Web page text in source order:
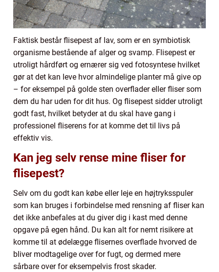
Faktisk består flisepest af lav, som er en symbiotisk
organisme bestående af alger og svamp. Flisepest er
utroligt hårdført og ernærer sig ved fotosyntese hvilket
gør at det kan leve hvor almindelige planter må give op
– for eksempel på golde sten overflader eller fliser som
dem du har uden for dit hus. Og flisepest sidder utroligt
godt fast, hvilket betyder at du skal have gang i
professionel fliserens for at komme det til livs på
effektiv vis.
Kan jeg selv rense mine fliser for
flisepest?
Selv om du godt kan købe eller leje en højtryksspuler
som kan bruges i forbindelse med rensning af fliser kan
det ikke anbefales at du giver dig i kast med denne
opgave på egen hånd. Du kan alt for nemt risikere at
komme til at ødelægge flisernes overflade hvorved de
bliver modtagelige over for fugt, og dermed mere
sårbare over for eksempelvis frost skader.